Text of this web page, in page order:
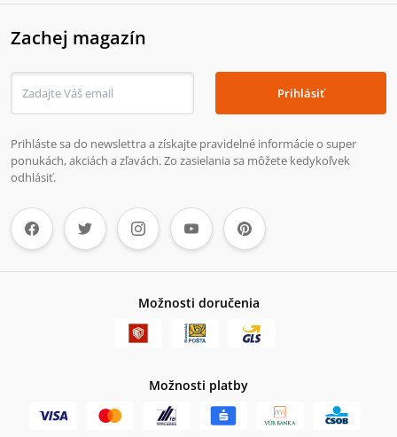
Zachej magazín
Prihlásiť
Prihláste sa do newslettra a získajte pravidelné informácie o super
ponukách, akciách a zľavách. Zo zasielania sa môžete kedykoľvek
odhlásiť.
Možnosti doručenia
Možnosti platby